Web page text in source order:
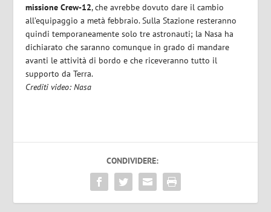
missione Crew-12, che avrebbe dovuto dare il cambio
all’equipaggio a metà febbraio. Sulla Stazione resteranno
quindi temporaneamente solo tre astronauti; la Nasa ha
dichiarato che saranno comunque in grado di mandare
avanti le attività di bordo e che riceveranno tutto il
supporto da Terra.
Crediti video: Nasa
CONDIVIDERE: